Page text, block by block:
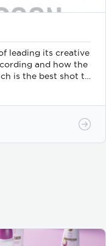
leading its creative
and how the
is the best shot to